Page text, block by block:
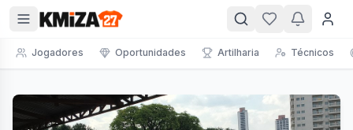
Jogadores Oportunidades Artilharia Técnicos